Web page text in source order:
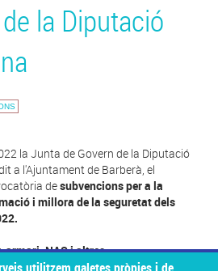
la Diputació
la Junta de Govern de la Diputació
a l'Ajuntament de Barberà, el
desubvencions per a la
i millora de la seguretat dels
armari, NAS i altres